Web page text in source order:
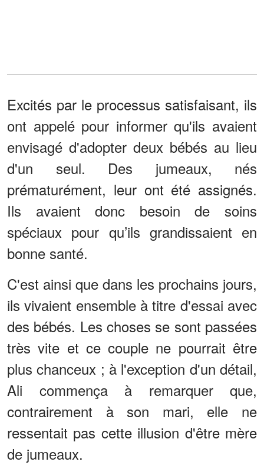
Excités par le processus satisfaisant, ils
ont appelé pour informer qu'ils avaient
envisagé d'adopter deux bébés au lieu
d'un seul. Des jumeaux, nés
prématurément, leur ont été assignés.
Ils avaient donc besoin de soins
spéciaux pour qu’ils grandissaient en
bonne santé.
C'est ainsi que dans les prochains jours,
ils vivaient ensemble à titre d'essai avec
des bébés. Les choses se sont passées
très vite et ce couple ne pourrait être
plus chanceux ; à l'exception d'un détail,
Ali commença à remarquer que,
contrairement à son mari, elle ne
ressentait pas cette illusion d'être mère
de jumeaux.